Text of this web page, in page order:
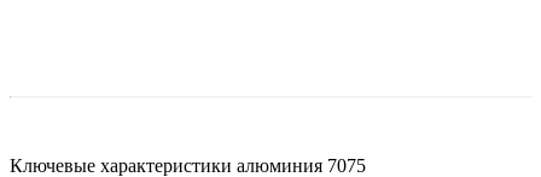
Ключевые характеристики алюминия 7075